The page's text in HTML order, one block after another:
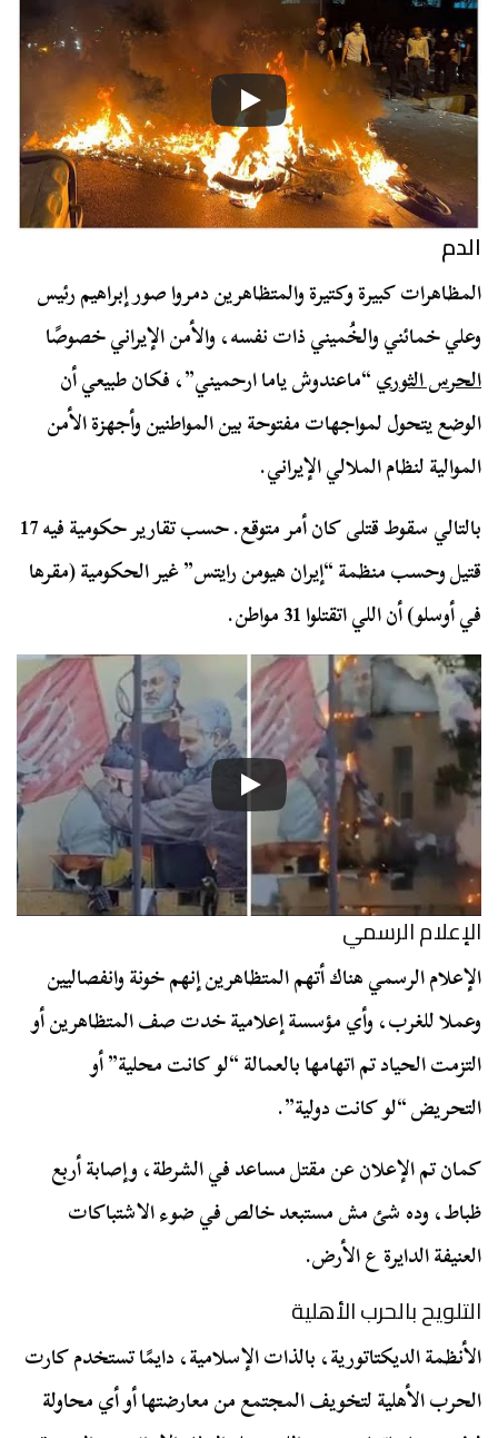
الدم
المظاهرات كبيرة وكتيرة والمتظاهرين دمروا صور إبراهيم رئيس
وعلي خمائني والخُميني ذات نفسه، والأمن الإيراني خصوصًا
الحرس الثوري“ماعندوش ياما ارحميني”، فكان طبيعي أن
الوضع يتحول لمواجهات مفتوحة بين المواطنين وأجهزة الأمن
الموالية لنظام الملالي الإيراني.
بالتالي سقوط قتلى كان أمر متوقع. حسب تقارير حكومية فيه 17
قتيل وحسب منظمة “إيران هيومن رايتس” غير الحكومية (مقرها
في أوسلو) أن اللي اتقتلوا 31 مواطن.
الإعلام الرسمي
الإعلام الرسمي هناك أتهم المتظاهرين إنهم خونة وانفصاليين
وعملا للغرب، وأي مؤسسة إعلامية خدت صف المتظاهرين أو
التزمت الحياد تم اتهامها بالعمالة “لو كانت محلية” أو
التحريض “لو كانت دولية”.
كمان تم الإعلان عن مقتل مساعد في الشرطة، وإصابة أربع
ظباط، وده شئ مش مستبعد خالص في ضوء الاشتباكات
العنيفة الدايرة ع الأرض.
التلويح بالحرب الأهلية
الأنظمة الديكتاتورية، بالذات الإسلامية، دايمًا تستخدم كارت
الحرب الأهلية لتخويف المجتمع من معارضتها أو أي محاولة